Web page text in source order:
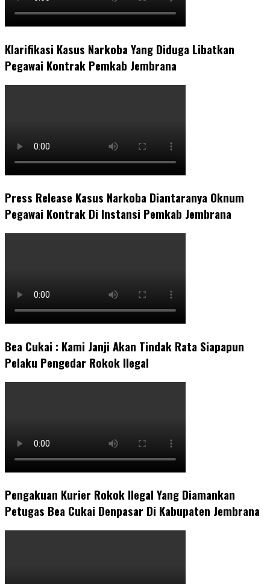
Klarifikasi Kasus Narkoba Yang Diduga Libatkan
Pegawai Kontrak Pemkab Jembrana
Press Release Kasus Narkoba Diantaranya Oknum
Pegawai Kontrak Di Instansi Pemkab Jembrana
Bea Cukai : Kami Janji Akan Tindak Rata Siapapun
Pelaku Pengedar Rokok Ilegal
Pengakuan Kurier Rokok Ilegal Yang Diamankan
Petugas Bea Cukai Denpasar Di Kabupaten Jembrana